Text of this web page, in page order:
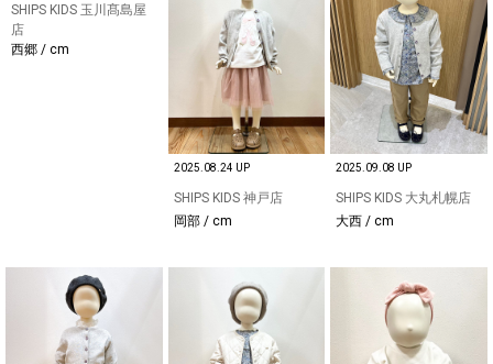
SHIPS KIDS 玉川髙島屋
店
西郷 / cm
2025.08.24 UP
SHIPS KIDS 神戸店
岡部 / cm
2025.09.08 UP
SHIPS KIDS 大丸札幌店
大西 / cm